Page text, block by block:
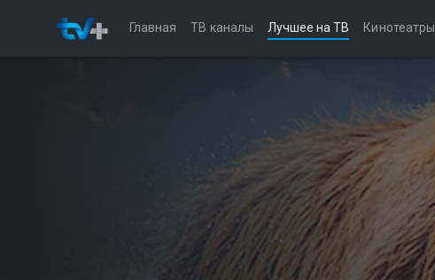
Главная ТВ каналы Лучшее на ТВ Кинотеатры